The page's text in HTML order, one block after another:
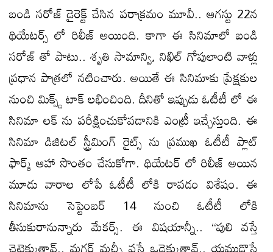
బండి సరోజ్ డైరెక్ట్ చేసిన పరాక్రమం మూవీ.. ఆగస్టు 22న
థియేటర్స్ లో రిలీజ్ అయింది. కాగా ఈ సినిమాలో బండి
సరోజ్ తో పాటు.. శృతి సామాన్వి, నిఖిల్ గోపులాంటి వాళ్లు
ప్రధాన పాత్రలో నటించారు. అయితే ఈ సినిమాకు ప్రేక్షకుల
నుంచి మిక్స్డ్ టాక్ లభించింది. దీనితో ఇప్పుడు ఓటీటీ లో ఈ
సినిమా లక్ ను పరీక్షించుకోవడానికి ఎంట్రీ ఇచ్చేస్తుంది. ఈ
సినిమా డిజిటల్ స్ట్రీమింగ్ రైట్స్ ను ప్రముఖ ఓటీటీ ప్లాట్
ఫార్మ్ ఆహా సొంతం చేసుకోగా. థియేటర్ లో రిలీజ్ అయిన
మూడు వారాల లోపే ఓటీటీ లోకి రావడం విశేషం. ఈ
సినిమాను సెప్టెంబర్ 14 నుంచి ఓటీటీ లోకి
తీసుకురానున్నారు మేకర్స్. ఈ విషయాన్నీ.. “పులి వస్తే